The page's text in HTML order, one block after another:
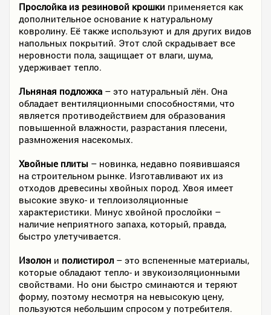
Прослойка из резиновой крошки применяется как
дополнительное основание к натуральному
ковролину. Её также используют и для других видов
напольных покрытий. Этот слой скрадывает все
неровности пола, защищает от влаги, шума,
удерживает тепло.
Льняная подложка – это натуральный лён. Она
обладает вентиляционными способностями, что
является противодействием для образования
повышенной влажности, разрастания плесени,
размножения насекомых.
Хвойные плиты – новинка, недавно появившаяся
на строительном рынке. Изготавливают их из
отходов древесины хвойных пород. Хвоя имеет
высокие звуко- и теплоизоляционные
характеристики. Минус хвойной прослойки –
наличие неприятного запаха, который, правда,
быстро улетучивается.
Изолон и полистирол – это вспененные материалы,
которые обладают тепло- и звукоизоляционными
свойствами. Но они быстро сминаются и теряют
форму, поэтому несмотря на невысокую цену,
пользуются небольшим спросом у потребителя.